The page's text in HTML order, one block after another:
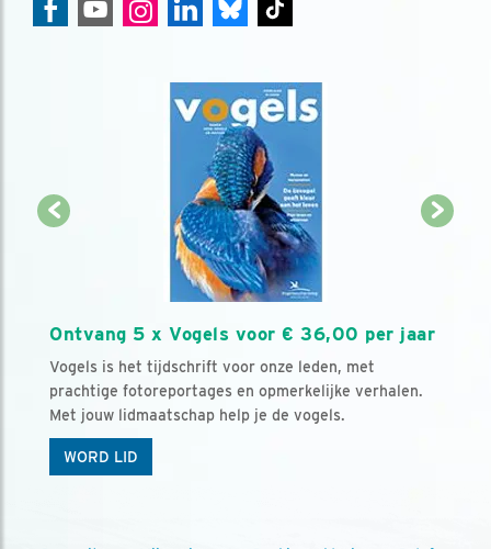
Ontvang 5 x Vogels voor € 36,00 per jaar
Vogels is het tijdschrift voor onze leden, met
prachtige fotoreportages en opmerkelijke verhalen.
Met jouw lidmaatschap help je de vogels.
WORD LID